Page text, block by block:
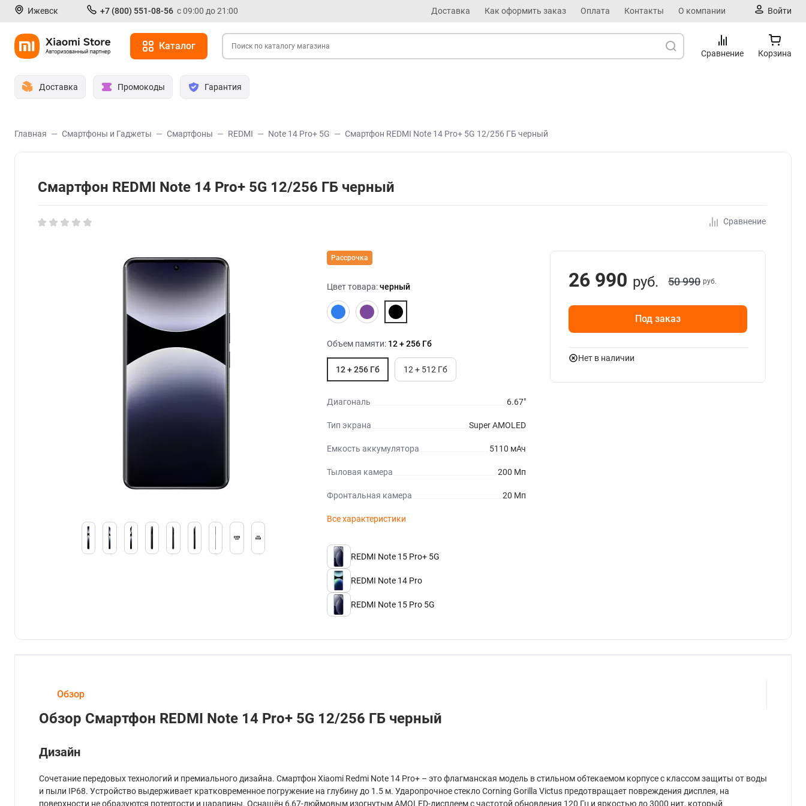
Ижевск +7 (800) 551-08-56 с 09:00 до 21:00 Доставка Как оформить заказ Оплата Контакты О компании Войти
Каталог
Сравнение Корзина
Доставка Промокоды Гарантия
Главная Смартфоны и Гаджеты Смартфоны REDMI Note 14 Pro+ 5G Смартфон REDMI Note 14 Pro+ 5G 12/256 ГБ черный
Смартфон REDMI Note 14 Pro+ 5G 12/256 ГБ черный
Сравнение
Рассрочка
Цвет товара:черный
Объем памяти: 12 + 256 Гб
12 + 256 Гб 12 + 512 Гб
Диагональ 6.67"
Тип экрана Super AMOLED
Емкость аккумулятора 5110 мАч
Тыловая камера 200 Мп
Фронтальная камера 20 Мп
Все характеристики
REDMI Note 15 Pro+ 5G
REDMI Note 14 Pro
REDMI Note 15 Pro 5G
26 990 руб. 50 990 руб.
Под заказ
Нет в наличии
Обзор
Обзор Смартфон REDMI Note 14 Pro+ 5G 12/256 ГБ черный
Дизайн
Сочетание передовых технологий и премиального дизайна. Смартфон Xiaomi Redmi Note 14 Pro+ – это флагманская модель в стильном обтекаемом корпусе с классом защиты от воды
и пыли IP68. Устройство выдерживает кратковременное погружение на глубину до 1.5 м. Ударопрочное стекло Corning Gorilla Victus предотвращает повреждения дисплея, на
поверхности не образуются потертости и царапины. Оснащён 6,67-дюймовым изогнутым AMOLED-дисплеем с частотой обновления 120 Гц и яркостью до 3000 нит, который